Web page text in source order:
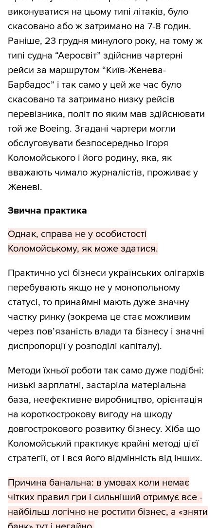
виконуватися на цьому типі літаків, було
скасовано або ж затримано на 7-8 годин.
Раніше, 23 грудня минулого року, на тому ж
типі судна “Аеросвіт” здійснив чартерні
рейси за маршрутом “Київ-Женева-
Барбадос” і так само у цей же час було
скасовано та затримано низку рейсів
перевізника, політ по яким мав здійснювати
той же Boeing. Згадані чартери могли
обслуговувати безпосередньо Ігоря
Коломойського і його родину, яка, як
вважають чимало журналістів, проживає у
Женеві.
Звична практика
Однак, справа не у особистості
Коломойському, як може здатися.
Практично усі бізнеси українських олігархів
перебувають якщо не у монопольному
статусі, то принаймні мають дуже значну
частку ринку (зокрема це стає можливим
через пов’язаність влади та бізнесу і значні
диспропорції у розподілі капіталу).
Методи їхньої роботи так само дуже подібні:
низькі зарплатні, застаріла матеріальна
база, неефективне виробництво, орієнтація
на короткострокову вигоду на шкоду
довгострокового розвитку бізнесу. Хіба що
Коломойський практикує крайні методі цієї
стратегії, от і вся його відмінність від інших.
Причина банальна: в умовах коли немає
чітких правил гри і сильніший отримує все -
найбільш логічно не ростити бізнес, а «зняти